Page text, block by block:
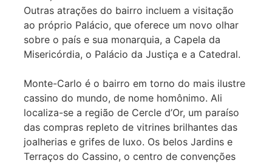
Outras atrações do bairro incluem a visitação
ao próprio Palácio, que oferece um novo olhar
sobre o país e sua monarquia, a Capela da
Misericórdia, o Palácio da Justiça e a Catedral.
Monte-Carlo é o bairro em torno do mais ilustre
cassino do mundo, de nome homônimo. Ali
localiza-se a região de Cercle d’Or, um paraíso
das compras repleto de vitrines brilhantes das
joalherias e grifes de luxo. Os belos Jardins e
Terraços do Cassino, o centro de convenções